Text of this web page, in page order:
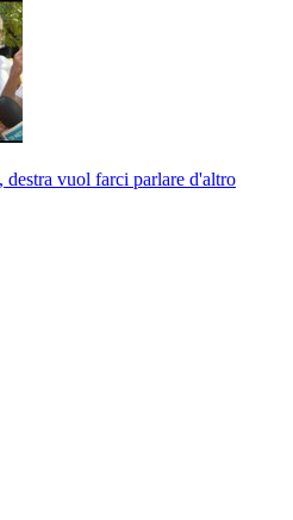
vuol farci parlare d'altro